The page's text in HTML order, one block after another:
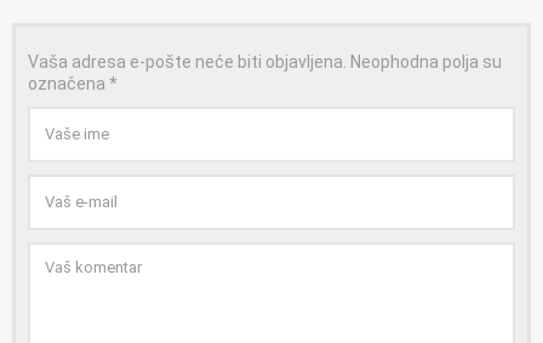
Vaša adresa e-pošte neće biti objavljena. Neophodna polja su
označena *